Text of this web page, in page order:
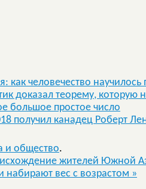
как человечество
доказал теорему, которую
большое простое число
получил канадец Роберт
и общество.
жителей Южной
вес с возрастом »